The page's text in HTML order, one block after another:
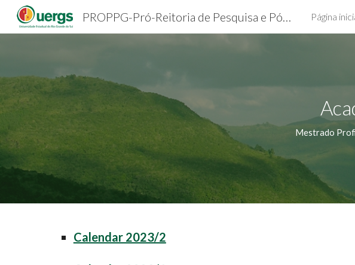
Skip to main content
Página
Mestrado
Calendar 2023/2